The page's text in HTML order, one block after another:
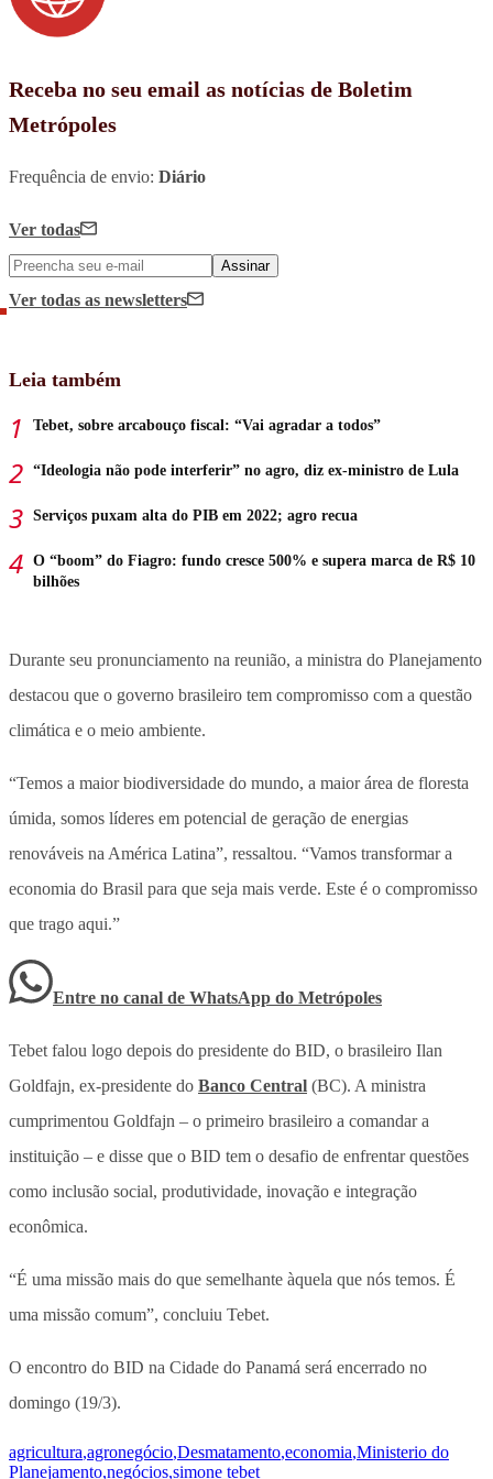
Receba no seu email as notícias de Boletim
Metrópoles
Frequência de envio: Diário
Ver todas
Assinar
Ver todas as newsletters
Leia também
Tebet, sobre arcabouço fiscal: “Vai agradar a todos”
“Ideologia não pode interferir” no agro, diz ex-ministro de Lula
Serviços puxam alta do PIB em 2022; agro recua
O “boom” do Fiagro: fundo cresce 500% e supera marca de R$ 10
bilhões
Durante seu pronunciamento na reunião, a ministra do Planejamento
destacou que o governo brasileiro tem compromisso com a questão
climática e o meio ambiente.
“Temos a maior biodiversidade do mundo, a maior área de floresta
úmida, somos líderes em potencial de geração de energias
renováveis na América Latina”, ressaltou. “Vamos transformar a
economia do Brasil para que seja mais verde. Este é o compromisso
que trago aqui.”
Entre no canal de WhatsApp do Metrópoles
Tebet falou logo depois do presidente do BID, o brasileiro Ilan
Goldfajn, ex-presidente do Banco Central (BC). A ministra
cumprimentou Goldfajn – o primeiro brasileiro a comandar a
instituição – e disse que o BID tem o desafio de enfrentar questões
como inclusão social, produtividade, inovação e integração
econômica.
“É uma missão mais do que semelhante àquela que nós temos. É
uma missão comum”, concluiu Tebet.
O encontro do BID na Cidade do Panamá será encerrado no
domingo (19/3).
agricultura,agronegócio,Desmatamento,economia,Ministerio do
Planejamento,negócios,simone tebet